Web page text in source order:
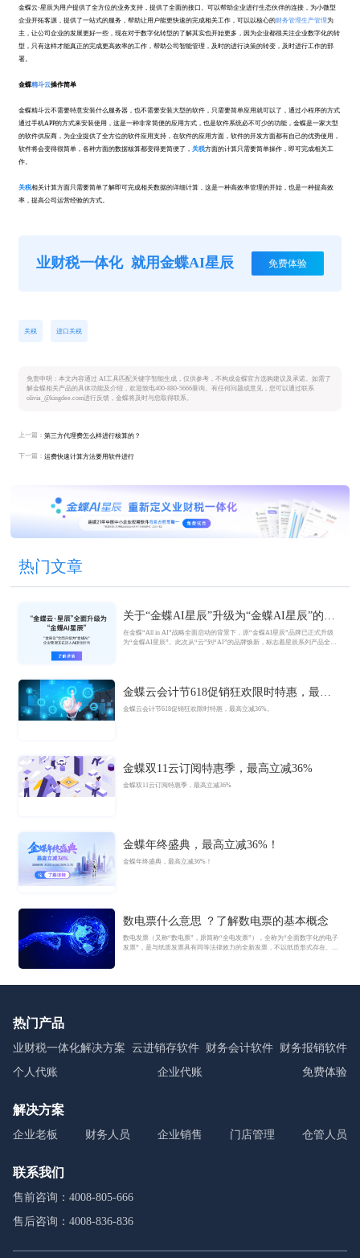
金蝶云·星辰为用户提供了全方位的业务支持，提供了全面的接口。可以帮助企业进行生态伙伴的连接，为小微型
企业开拓客源，提供了一站式的服务，帮助让用户能更快速的完成相关工作，可以以核心的财务管理生产管理为
主，让公司企业的发展更好一些，现在对于数字化转型的了解其实也开始更多，因为企业都很关注企业数字化的转
型，只有这样才能真正的完成更高效率的工作，帮助公司智能管理，及时的进行决策的转变，及时进行工作的部
署。
金蝶精斗云操作简单
金蝶精斗云不需要特意安装什么服务器，也不需要安装大型的软件，只需要简单应用就可以了，通过小程序的方式
通过手机APP的方式来安装使用，这是一种非常简便的应用方式，也是软件系统必不可少的功能，金蝶是一家大型
的软件供应商，为企业提供了全方位的软件应用支持，在软件的应用方面，软件的开发方面都有自己的优势使用，
软件将会变得很简单，各种方面的数据核算都变得更简便了，关税方面的计算只需要简单操作，即可完成相关工
作。
关税相关计算方面只需要简单了解即可完成相关数据的详细计算，这是一种高效率管理的开始，也是一种提高效
率，提高公司运营经验的方式。
业财税一体化 就用金蝶AI星辰 免费体验
关税 进口关税
免责申明：本文内容通过 AI工具匹配关键字智能生成，仅供参考，不构成金蝶官方选购建议及承诺。如需了
解金蝶相关产品的具体功能及介绍，欢迎致电400-880-5666垂询。有任何问题或意见，您可以通过联系
olivia_@kingdee.com进行反馈，金蝶将及时与您取得联系。
上一篇：第三方代理费怎么样进行核算的？
下一篇：运费快速计算方法要用软件进行
热门文章
关于“金蝶AI星辰”升级为“金蝶AI星辰”的官
方公告
在金蝶“All in AI”战略全面启动的背景下，原“金蝶AI星辰”品牌已正式升级
为“金蝶AI星辰”。此次从“云”到“AI”的品牌焕新，标志着星辰系列产品全面
金蝶云会计节618促销狂欢限时特惠，最高
立减36%
金蝶云会计节618促销狂欢限时特惠，最高立减36%。
金蝶双11云订阅特惠季，最高立减36%
金蝶双11云订阅特惠季，最高立减36%
金蝶年终盛典，最高立减36%！
金蝶年终盛典，最高立减36%！
数电票什么意思 ？了解数电票的基本概念
数电发票（又称“数电票”，原简称“全电发票”），全称为“全面数字化的电子
发票”，是与纸质发票具有同等法律效力的全新发票，不以纸质形式存在、不
热门产品
业财税一体化解决方案 云进销存软件 财务会计软件 财务报销软件
个人代账
企业代账 免费体验
解决方案
企业老板 财务人员 企业销售 门店管理 仓管人员
联系我们
售前咨询：4008-805-666
售后咨询：4008-836-836